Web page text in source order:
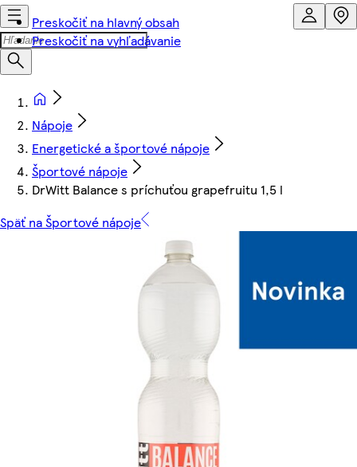
Preskočiť na hlavný obsah
Preskočiť na vyhľadávanie
Nápoje
Energetické a športové nápoje
Športové nápoje
DrWitt Balance s príchuťou grapefruitu 1,5 l
Späť na Športové nápoje